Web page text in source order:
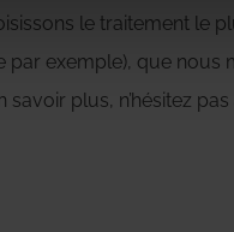
le traitement le
par exemple), que nous
plus, n’hésitez pas